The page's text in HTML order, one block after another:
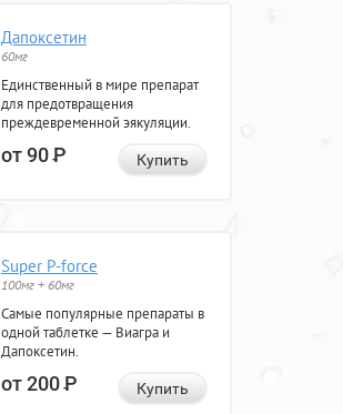
Дапоксетин
60мг
Единственный в мире препарат
для предотвращения
преждевременной эякуляции.
от 90Р Купить
Super P-force
100мг + 60мг
Самые популярные препараты в
одной таблетке — Виагра и
Дапоксетин.
от 200Р Купить